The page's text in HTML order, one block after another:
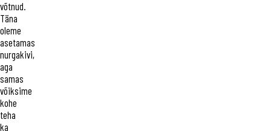
võtnud.
Täna
oleme
asetamas
nurgakivi,
aga
samas
võiksime
kohe
teha
ka